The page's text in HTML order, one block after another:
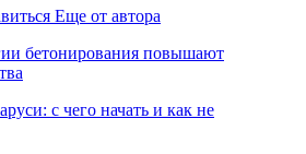
Еще от автора
бетонирования повышают
с чего начать и как не